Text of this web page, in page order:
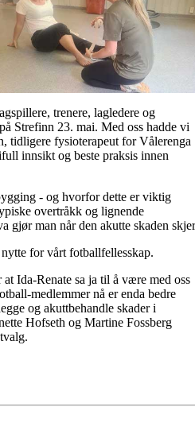
trenere, lagledere og
Strefinn 23. mai. Med oss hadde vi
tidligere fysioterapeut for Vålerenga
innsikt og beste praksis innen
- og hvorfor dette er viktig
overtråkk og lignende
gjør man når den akutte skaden
for vårt fotballfellesskap.
Ida-Renate sa ja til å være med oss
medlemmer nå er enda bedre
og akuttbehandle skader i
Hofseth og Martine Fossberg